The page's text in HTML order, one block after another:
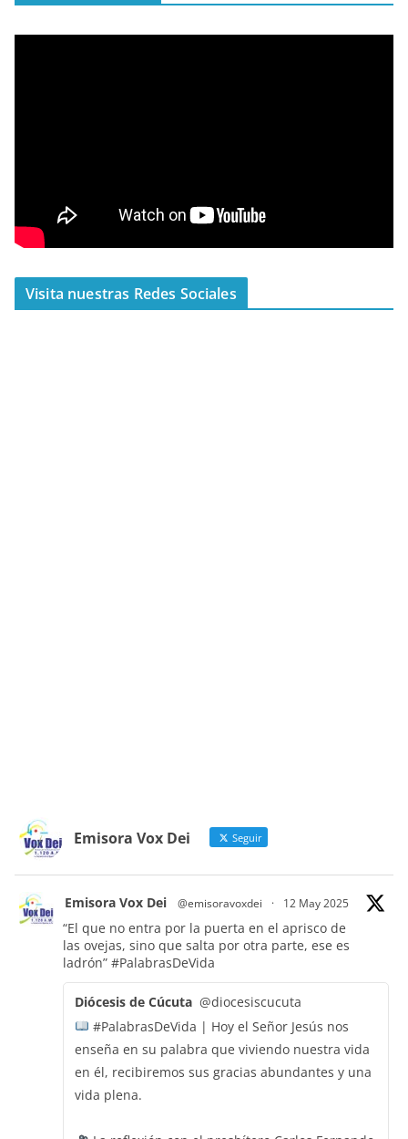
Visita nuestras Redes Sociales
Emisora Vox Dei Seguir
Emisora Vox Dei @emisoravoxdei · 12 May 2025
“El que no entra por la puerta en el aprisco de
las ovejas, sino que salta por otra parte, ese es
ladrón” #PalabrasDeVida
Diócesis de Cúcuta @diocesiscucuta
#PalabrasDeVida | Hoy el Señor Jesús nos
enseña en su palabra que viviendo nuestra vida
en él, recibiremos sus gracias abundantes y una
vida plena.